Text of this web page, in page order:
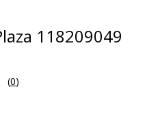
118209049
(0)